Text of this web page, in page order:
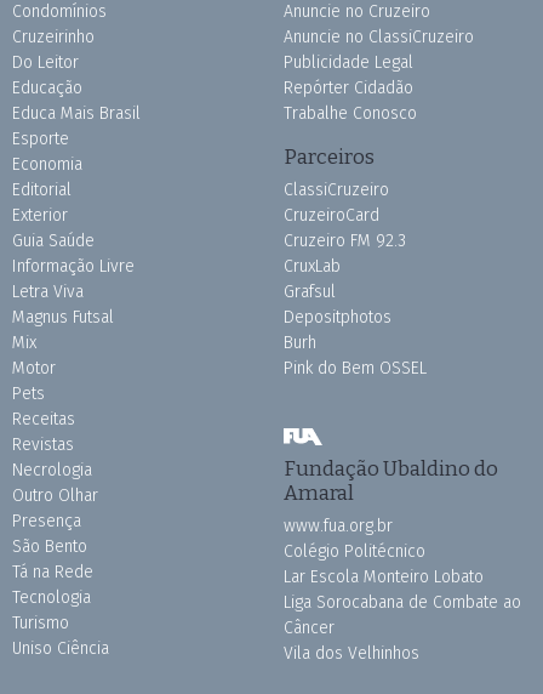
Condomínios
Cruzeirinho
Do Leitor
Educação
Educa Mais Brasil
Esporte
Economia
Editorial
Exterior
Guia Saúde
Informação Livre
Letra Viva
Magnus Futsal
Mix
Motor
Pets
Receitas
Revistas
Necrologia
Outro Olhar
Presença
São Bento
Tá na Rede
Tecnologia
Turismo
Uniso Ciência
Anuncie no Cruzeiro
Anuncie no ClassiCruzeiro
Publicidade Legal
Repórter Cidadão
Trabalhe Conosco
Parceiros
ClassiCruzeiro
CruzeiroCard
Cruzeiro FM 92.3
CruxLab
Grafsul
Depositphotos
Burh
Pink do Bem OSSEL
Fundação Ubaldino do
Amaral
www.fua.org.br
Colégio Politécnico
Lar Escola Monteiro Lobato
Liga Sorocabana de Combate ao
Câncer
Vila dos Velhinhos